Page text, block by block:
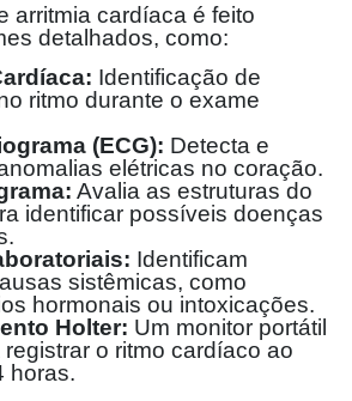
arritmia cardíaca é feito
detalhados, como:
Identificação de
ritmo durante o exame
(ECG): Detecta e
elétricas no coração.
Avalia as estruturas do
identificar possíveis doenças
Identificam
sistêmicas, como
hormonais ou intoxicações.
Holter: Um monitor portátil
o ritmo cardíaco ao
horas.